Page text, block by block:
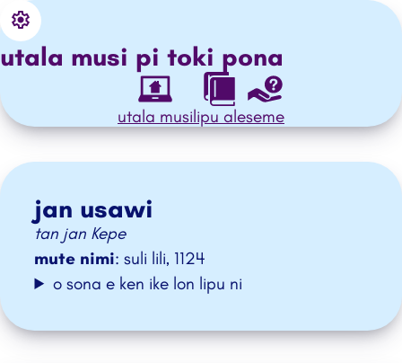
Settings
utala musi pi toki pona
utala musilipu aleseme
jan usawi
tan jan Kepe
mute nimi: suli lili, 1124
o sona e ken ike lon lipu ni